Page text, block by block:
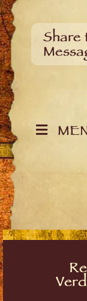
Share